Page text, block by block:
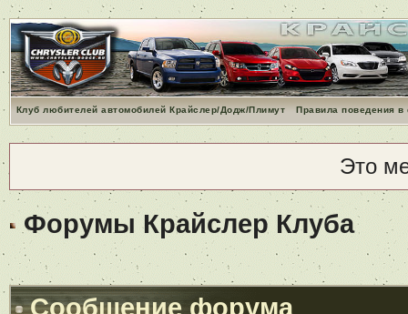
Клуб любителей автомобилей Крайслер/Додж/Плимут Правила поведения
Это
Форумы Крайслер Клуба
Сообщение форума